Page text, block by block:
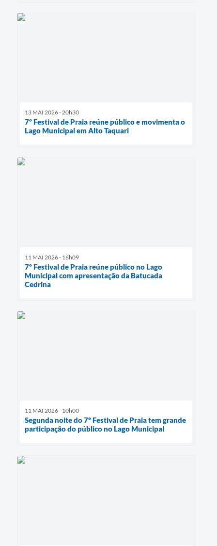
13 MAI 2026 - 20h30
7º Festival de Praia reúne público e movimenta o
Lago Municipal em Alto Taquari
11 MAI 2026 - 16h09
7º Festival de Praia reúne público no Lago
Municipal com apresentação da Batucada
Cedrina
11 MAI 2026 - 10h00
Segunda noite do 7º Festival de Praia tem grande
participação do público no Lago Municipal